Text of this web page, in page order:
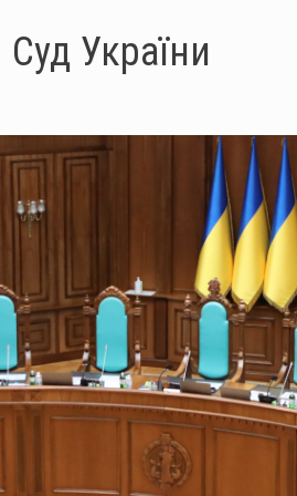
України